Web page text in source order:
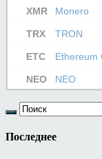
Последнее